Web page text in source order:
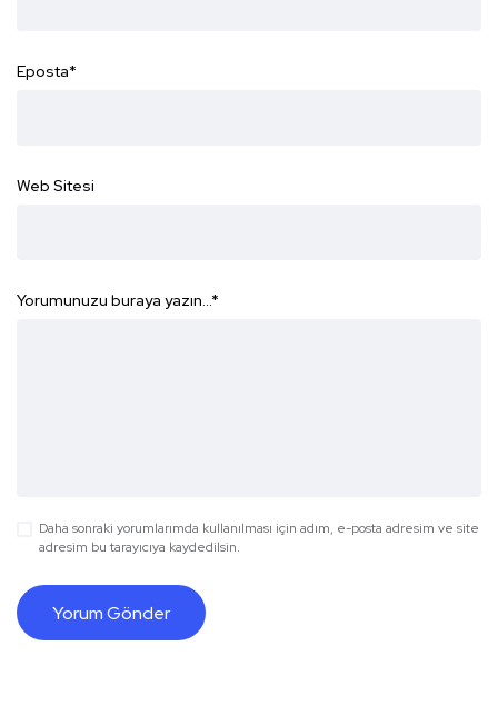
Eposta*
Web Sitesi
Yorumunuzu buraya yazın...*
Daha sonraki yorumlarımda kullanılması için adım, e-posta adresim ve site
adresim bu tarayıcıya kaydedilsin.